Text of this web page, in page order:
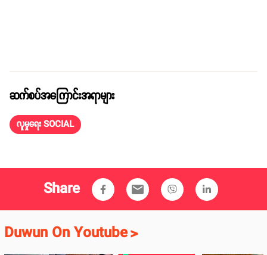
ဆက်စပ်အကြောင်းအရာများ
လူမှုရေး SOCIAL
Share email
Duwun On Youtube>